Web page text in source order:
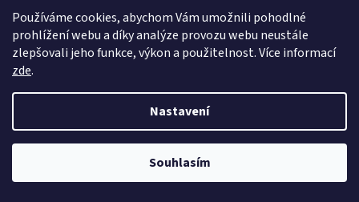
Používáme cookies, abychom Vám umožnili pohodlné
prohlížení webu a díky analýze provozu webu neustále
zlepšovali jeho funkce, výkon a použitelnost. Více informací
zde.
Nastavení
Souhlasím
GRIPY PRO BMW (PÁR)